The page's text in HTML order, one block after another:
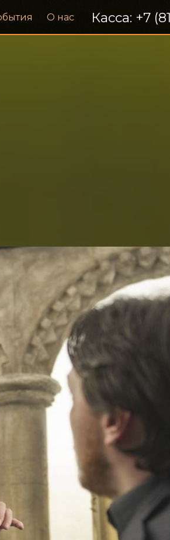
О нас Касса: +7